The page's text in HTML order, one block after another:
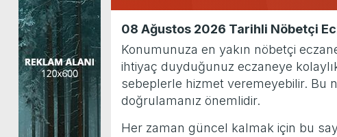
08 Ağustos 2026 Tarihli Nöbetçi
Konumunuza en yakın nöbetçi
ihtiyaç duyduğunuz eczaneye
sebeplerle hizmet veremeyebilir. Bu
doğrulamanız önemlidir.
Her zaman güncel kalmak için bu